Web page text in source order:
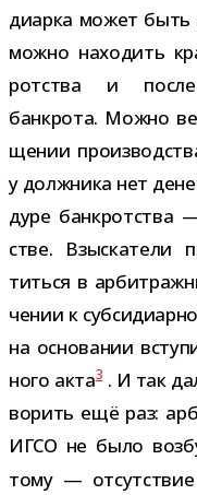
диарка может быть
можно нахо­дить
рот­ства и
банкрота. Можно
ще­нии
у долж­ника нет
дуре банк­рот­ства
стве.
титься в
че­нии к
на осно­ва­нии
ного акта3. И так
во­рить ещё раз:
ИГСО не было
тому —